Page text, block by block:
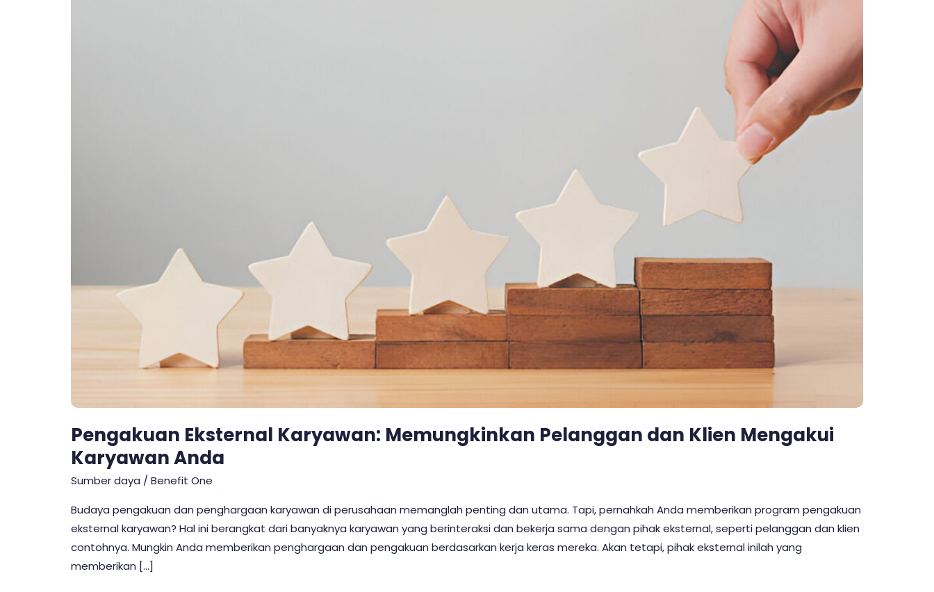
Pengakuan Eksternal Karyawan: Memungkinkan Pelanggan dan Klien Mengakui
Karyawan Anda
Sumber daya / Benefit One
Budaya pengakuan dan penghargaan karyawan di perusahaan memanglah penting dan utama. Tapi, pernahkah Anda memberikan program pengakuan
eksternal karyawan? Hal ini berangkat dari banyaknya karyawan yang berinteraksi dan bekerja sama dengan pihak eksternal, seperti pelanggan dan klien
contohnya. Mungkin Anda memberikan penghargaan dan pengakuan berdasarkan kerja keras mereka. Akan tetapi, pihak eksternal inilah yang
memberikan […]